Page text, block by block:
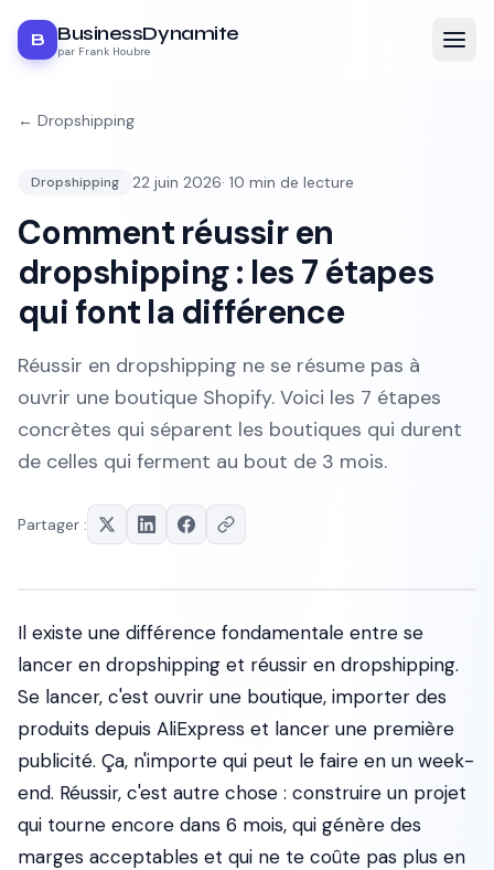
B BusinessDynamite
par Frank Houbre
← Dropshipping
Dropshipping 22 juin 2026· 10 min de lecture
Comment réussir en
dropshipping : les 7 étapes
qui font la différence
Réussir en dropshipping ne se résume pas à
ouvrir une boutique Shopify. Voici les 7 étapes
concrètes qui séparent les boutiques qui durent
de celles qui ferment au bout de 3 mois.
Partager :
Il existe une différence fondamentale entre se
lancer en dropshipping et réussir en dropshipping.
Se lancer, c'est ouvrir une boutique, importer des
produits depuis AliExpress et lancer une première
publicité. Ça, n'importe qui peut le faire en un week-
end. Réussir, c'est autre chose : construire un projet
qui tourne encore dans 6 mois, qui génère des
marges acceptables et qui ne te coûte pas plus en